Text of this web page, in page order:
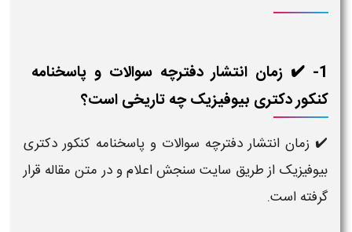
1- ✔️ زمان انتشار دفترچه سوالات و پاسخنامه
کنکور دکتری بیوفیزیک چه تاریخی است؟
✔️ زمان انتشار دفترچه سوالات و پاسخنامه کنکور دکتری
بیوفیزیک از طریق سایت سنجش اعلام و در متن مقاله قرار
گرفته است.